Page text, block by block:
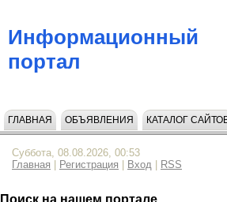
Информационный
портал
ГЛАВНАЯ ОБЪЯВЛЕНИЯ КАТАЛОГ
Суббота, 08.08.2026, 00:53
Главная
Регистрация Вход RSS